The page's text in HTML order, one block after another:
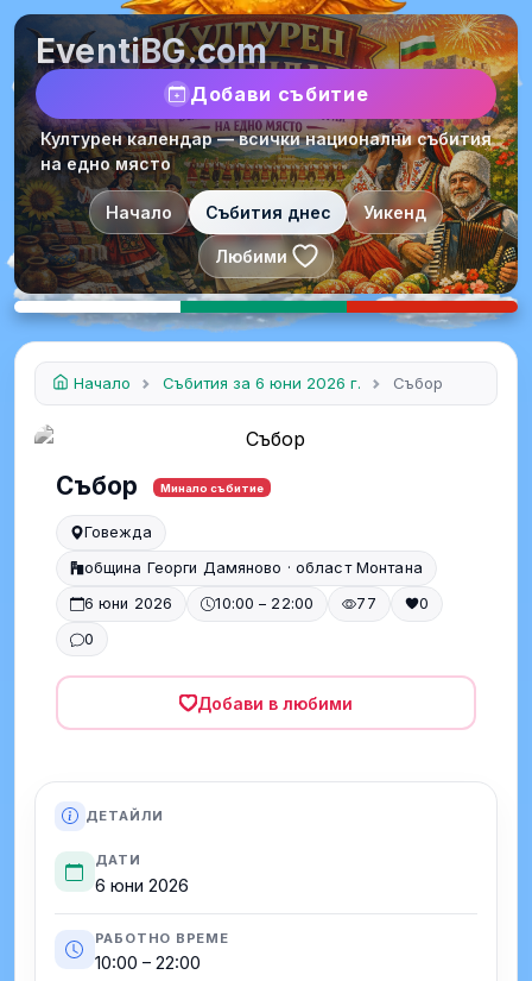
EventiBG.com
Добави събитие
Културен календар — всички национални събития
на едно място
Начало Събития днес Уикенд
Любими
Начало Събития за 6 юни 2026 г. Събор
Събор Минало събитие
Говежда
община Георги Дамяново · област Монтана
6 юни 2026
10:00 – 22:00 77
0
0
Добави в любими
ДЕТАЙЛИ
ДАТИ
6 юни 2026
РАБОТНО ВРЕМЕ
10:00 – 22:00